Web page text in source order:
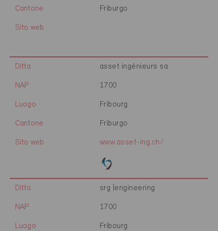
Cantone Friburgo
Sito web
Ditta asset ingénieurs sa
NAP 1700
Luogo Fribourg
Cantone Friburgo
Sito web www.asset-ing.ch/
Ditta srg |engineering
NAP 1700
Luogo Fribourg